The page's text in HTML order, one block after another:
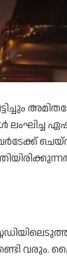
ലംഘിച്ച
വരും.